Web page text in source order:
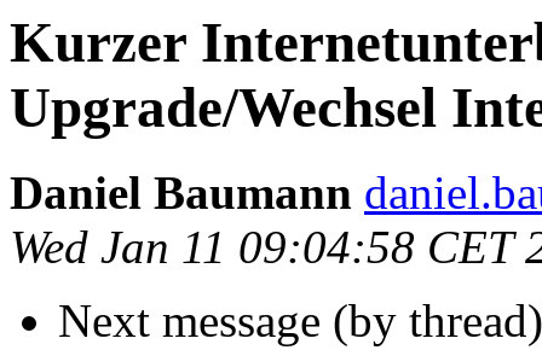
Kurzer
Upgrade/Wechsel
Daniel Baumann
Wed Jan 11 09:04:58 CET
Next message (by